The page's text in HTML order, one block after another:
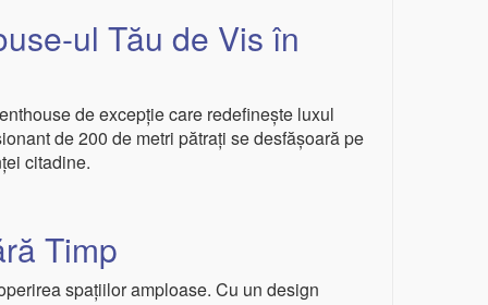
ul Tău de Vis în
de excepție care redefinește luxul
de 200 de metri pătrați se desfășoară pe
citadine.
Timp
spațiilor amploase. Cu un design